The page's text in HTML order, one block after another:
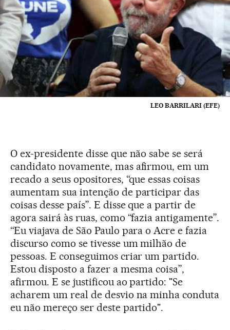
LEO BARRILARI (EFE)
O ex-presidente disse que não sabe se será
candidato novamente, mas afirmou, em um
recado a seus opositores, “que essas coisas
aumentam sua intenção de participar das
coisas desse país”. E disse que a partir de
agora sairá às ruas, como “fazia antigamente”.
“Eu viajava de São Paulo para o Acre e fazia
discurso como se tivesse um milhão de
pessoas. E conseguimos criar um partido.
Estou disposto a fazer a mesma coisa”,
afirmou. E se justificou ao partido: "Se
acharem um real de desvio na minha conduta
eu não mereço ser deste partido".